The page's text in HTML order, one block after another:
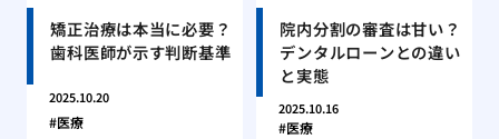
矯正治療は本当に必要？
歯科医師が示す判断基準
2025.10.20
医療
院内分割の審査は甘い？
デンタルローンとの違い
と実態
2025.10.16
医療